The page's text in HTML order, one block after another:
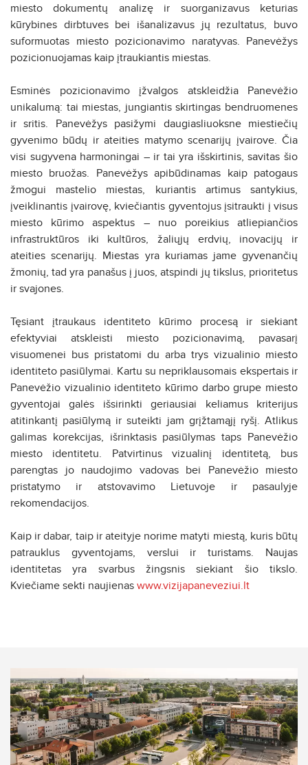
miesto dokumentų analizę ir suorganizavus keturias
kūrybines dirbtuves bei išanalizavus jų rezultatus, buvo
suformuotas miesto pozicionavimo naratyvas. Panevėžys
pozicionuojamas kaip įtraukiantis miestas.
Esminės pozicionavimo įžvalgos atskleidžia Panevėžio
unikalumą: tai miestas, jungiantis skirtingas bendruomenes
ir sritis. Panevėžys pasižymi daugiasliuoksne miestiečių
gyvenimo būdų ir ateities matymo scenarijų įvairove. Čia
visi sugyvena harmoningai – ir tai yra išskirtinis, savitas šio
miesto bruožas. Panevėžys apibūdinamas kaip patogaus
žmogui mastelio miestas, kuriantis artimus santykius,
įveiklinantis įvairovę, kviečiantis gyventojus įsitraukti į visus
miesto kūrimo aspektus – nuo poreikius atliepiančios
infrastruktūros iki kultūros, žaliųjų erdvių, inovacijų ir
ateities scenarijų. Miestas yra kuriamas jame gyvenančių
žmonių, tad yra panašus į juos, atspindi jų tikslus, prioritetus
ir svajones.
Tęsiant įtraukaus identiteto kūrimo procesą ir siekiant
efektyviai atskleisti miesto pozicionavimą, pavasarį
visuomenei bus pristatomi du arba trys vizualinio miesto
identiteto pasiūlymai. Kartu su nepriklausomais ekspertais ir
Panevėžio vizualinio identiteto kūrimo darbo grupe miesto
gyventojai galės išsirinkti geriausiai keliamus kriterijus
atitinkantį pasiūlymą ir suteikti jam grįžtamąjį ryšį. Atlikus
galimas korekcijas, išrinktasis pasiūlymas taps Panevėžio
miesto identitetu. Patvirtinus vizualinį identitetą, bus
parengtas jo naudojimo vadovas bei Panevėžio miesto
pristatymo ir atstovavimo Lietuvoje ir pasaulyje
rekomendacijos.
Kaip ir dabar, taip ir ateityje norime matyti miestą, kuris būtų
patrauklus gyventojams, verslui ir turistams. Naujas
identitetas yra svarbus žingsnis siekiant šio tikslo.
Kviečiame sekti naujienas www.vizijapaneveziui.lt